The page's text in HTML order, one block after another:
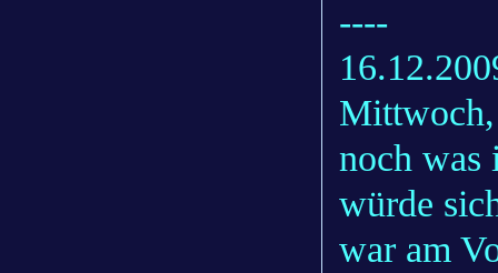
----
Mittwoch,
noch was
würde
war am